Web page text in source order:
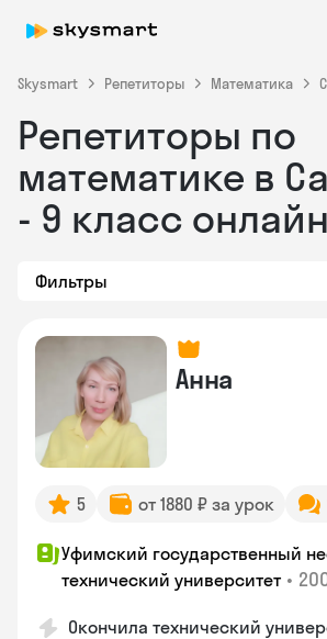
Skysmart Репетиторы Математика
Репетиторы по
математике в
- 9 класс онлайн
Фильтры
Анна
5 от 1880 ₽ за урок
Уфимский государственный
технический университет •
Окончила технический
Skysmart Chat